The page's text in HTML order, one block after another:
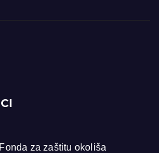
za zaštitu okoliša